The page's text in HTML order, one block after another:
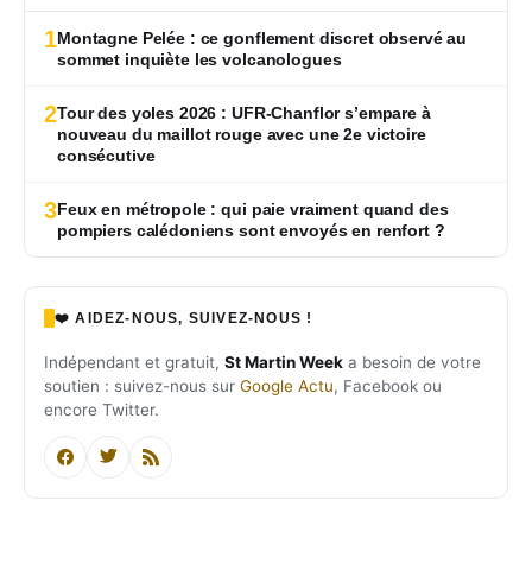
1Montagne Pelée : ce gonflement discret observé au
sommet inquiète les volcanologues
2Tour des yoles 2026 : UFR-Chanflor s’empare à
nouveau du maillot rouge avec une 2e victoire
consécutive
3Feux en métropole : qui paie vraiment quand des
pompiers calédoniens sont envoyés en renfort ?
❤️ AIDEZ-NOUS, SUIVEZ-NOUS !
Indépendant et gratuit, St Martin Week a besoin de votre
soutien : suivez-nous sur Google Actu, Facebook ou
encore Twitter.